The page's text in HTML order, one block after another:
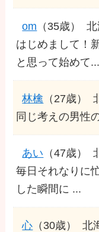
om （35歳）
はじめまして！
と思って始めて...
林檎 （27歳）
同じ考えの男性
あい （47歳）
毎日それなりに
した瞬間に ...
心 （30歳）
北